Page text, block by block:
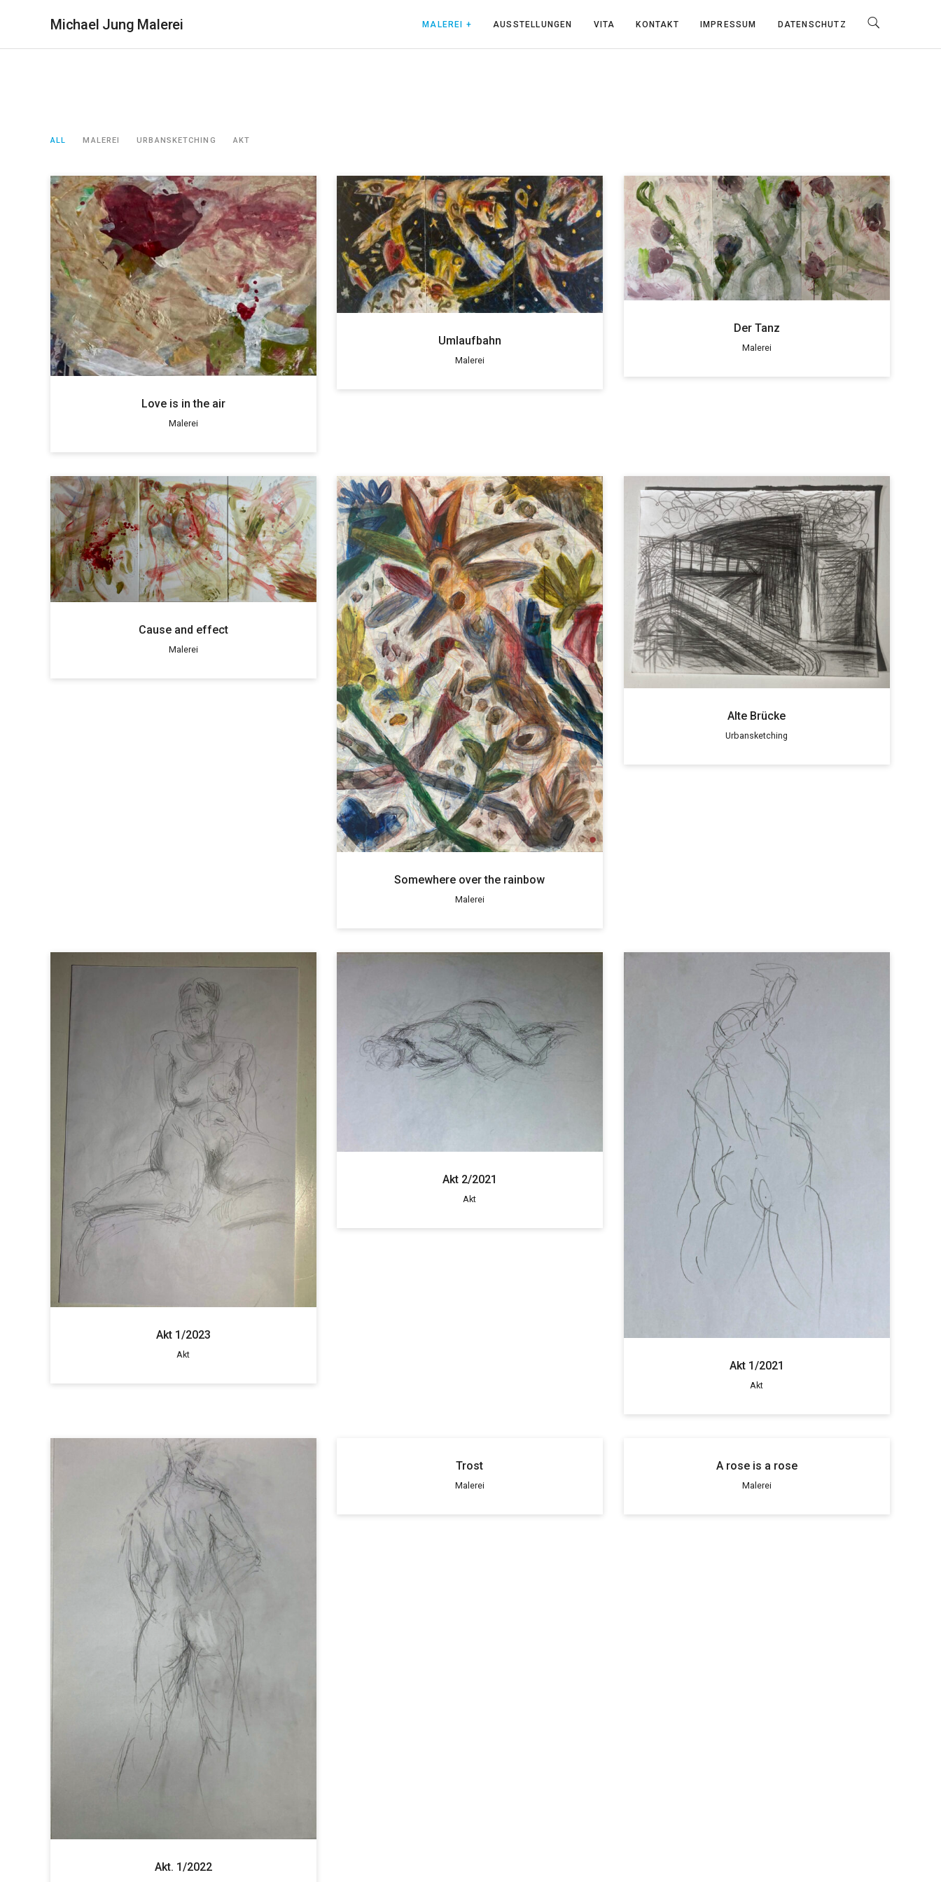
Michael Jung Malerei MALEREI + AUSSTELLUNGEN VITA KONTAKT IMPRESSUM DATENSCHUTZ
ALL MALEREI URBANSKETCHING AKT
Love is in the air
Malerei
Umlaufbahn
Malerei
Der Tanz
Malerei
Cause and effect
Malerei
Somewhere over the rainbow
Malerei
Alte Brücke
Urbansketching
Akt 1/2023
Akt
Akt 2/2021
Akt
Akt 1/2021
Akt
Akt. 1/2022
Trost
Malerei
A rose is a rose
Malerei